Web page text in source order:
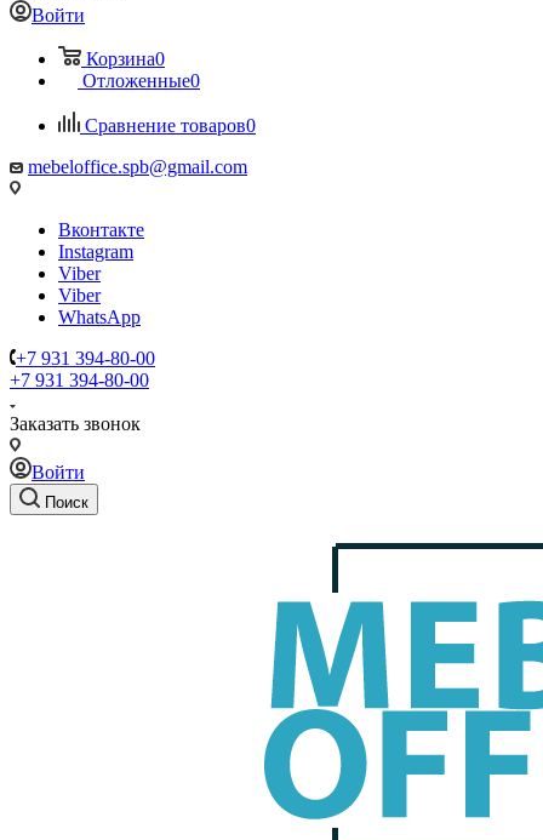
Войти
Корзина0
Отложенные0
Сравнение товаров0
mebeloffice.spb@gmail.com
Вконтакте
Instagram
Viber
Viber
WhatsApp
+7 931 394-80-00
+7 931 394-80-00
Заказать звонок
Войти
Поиск